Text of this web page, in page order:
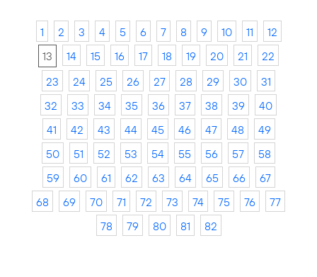
1 2 3 4 5 6 7 8 9 10 11
12
13
14 15 16 17 18 19 20 21
22
23
24 25 26 27 28 29 30
31
32
33 34 35 36 37 38 39
40
41
42 43 44 45 46 47 48
49
50
51 52 53 54 55 56 57
58
59
60 61 62 63 64 65 66
67
68
69 70 71 72 73 74 75 76
77
78
79 80 81 82